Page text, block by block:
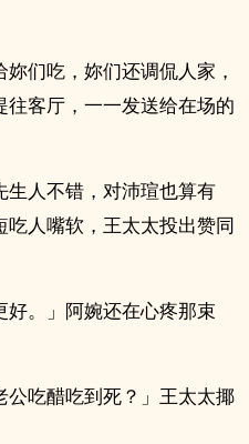
妳们吃，妳们还调侃人家，
客厅，一一发送给在场的
生人不错，对沛瑄也算有
人嘴软，王太太投出赞同
好。」阿婉还在心疼那束
公吃醋吃到死？」王太太揶